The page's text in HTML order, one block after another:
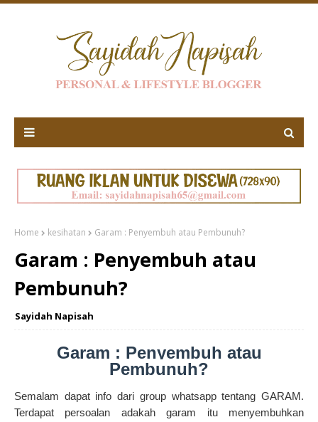
Home kesihatan Garam : Penyembuh atau Pembunuh?
Garam : Penyembuh atau
Pembunuh?
Sayidah Napisah
Garam : Penyembuh atau
Pembunuh?
Semalam dapat info dari group whatsapp tentang GARAM.
Terdapat persoalan adakah garam itu menyembuhkan